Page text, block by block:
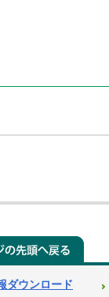
ダウンロード